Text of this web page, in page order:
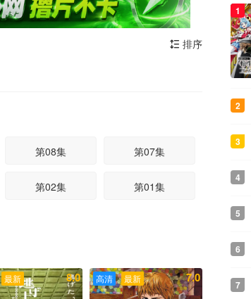
2024
2025
 排序
第08集 第07集
第02集 第01集
最新 8.0 最新
高清 7.0
1
2
3
4
5
6
7